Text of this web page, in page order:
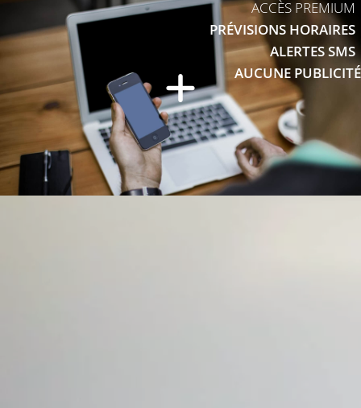
ACCÈS PREMIUM
PRÉVISIONS HORAIRES
ALERTES SMS
AUCUNE PUBLICITÉ